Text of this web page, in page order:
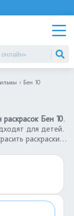
Бен 10
Бен 10.
для детей.
раскраски
онлайн не
но еще и
С помощью
может лучше
их применение в